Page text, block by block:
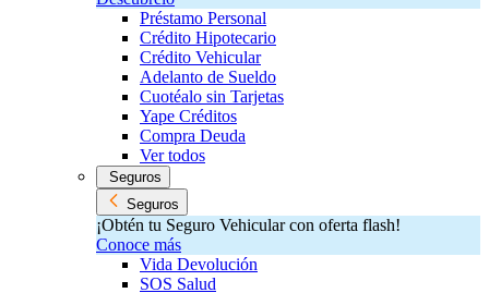
Préstamo Personal
Crédito Hipotecario
Crédito Vehicular
Adelanto de Sueldo
Cuotéalo sin Tarjetas
Yape Créditos
Compra Deuda
Ver todos
Seguros
Seguros
¡Obtén tu Seguro Vehicular con oferta flash!
Conoce más
Vida Devolución
SOS Salud